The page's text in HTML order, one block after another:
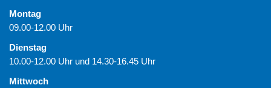
Montag
09.00-12.00 Uhr
Dienstag
10.00-12.00 Uhr und 14.30-16.45 Uhr
Mittwoch